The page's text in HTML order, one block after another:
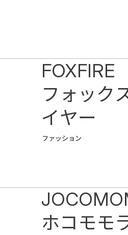
ファッション
FOXFIRE
フォック
イヤー
ホコモモ